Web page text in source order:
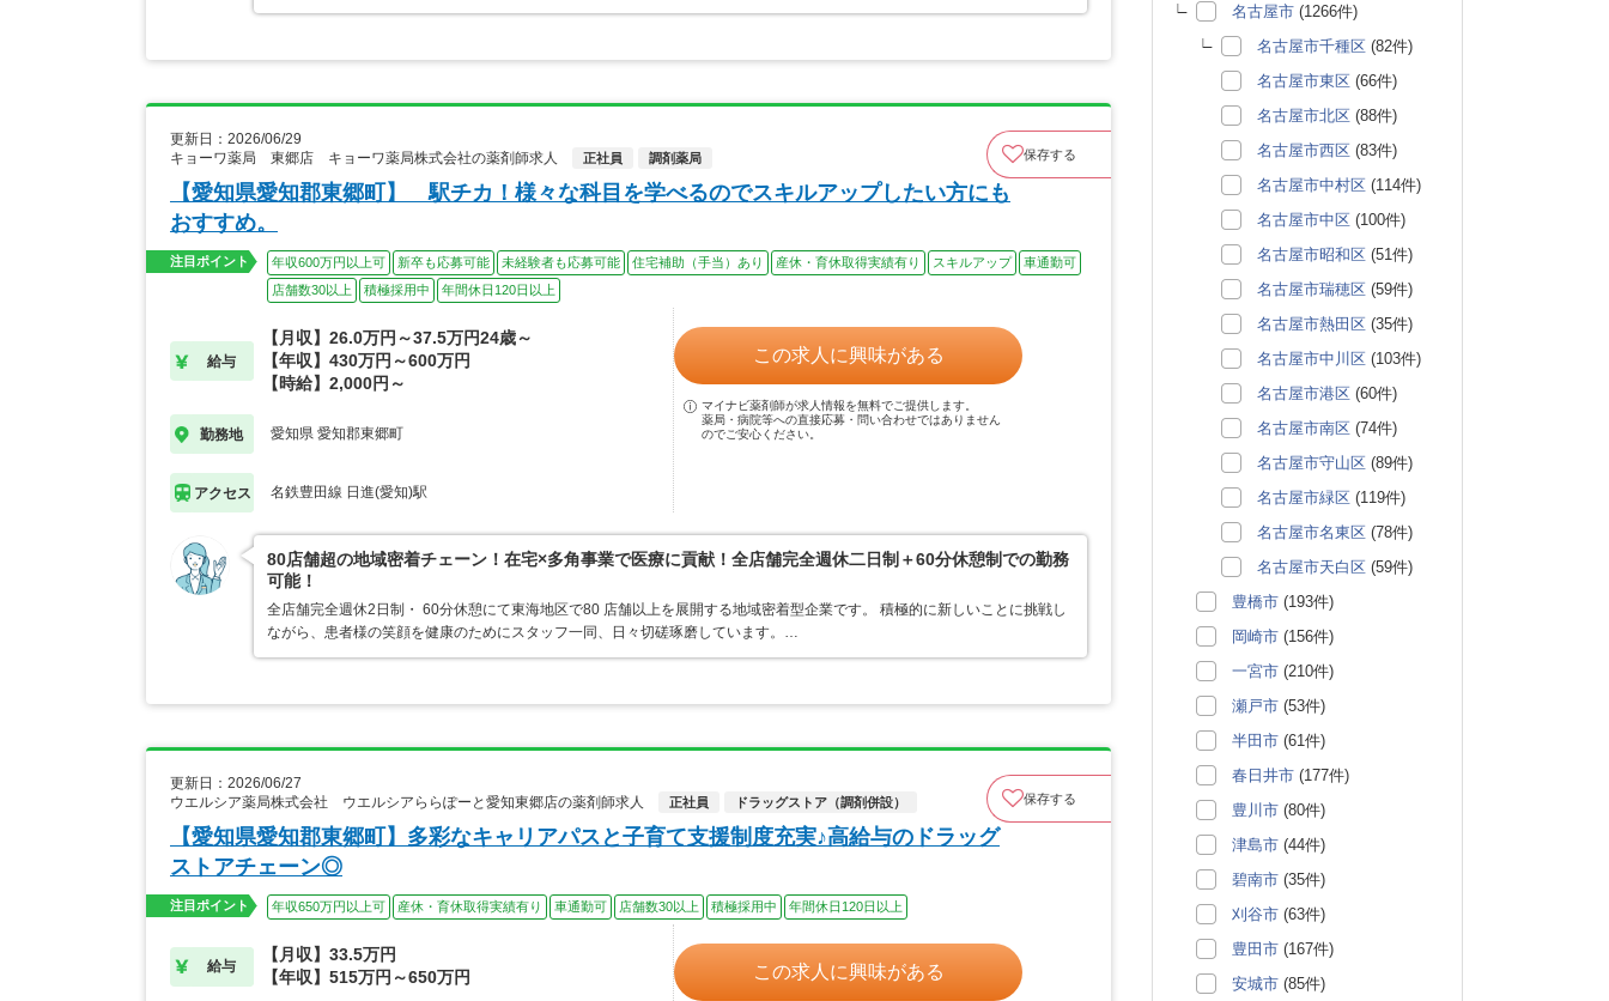
更新日：2026/06/29
キョーワ薬局 東郷店 キョーワ薬局株式会社の薬剤師求人
正社員 調剤薬局 保存する
【愛知県愛知郡東郷町】 駅チカ！様々な科目を学べるのでスキルアップしたい方にも
おすすめ。
注目ポイント 年収600万円以上可 新卒も応募可能 未経験者も応募可能 住宅補助（手当）あり 産休・育休取得実績有り スキルアップ
車通勤可
店舗数30以上
積極採用中 年間休日120日以上
給与
【月収】26.0万円～37.5万円24歳～
【年収】430万円～600万円
【時給】2,000円～
勤務地 愛知県 愛知郡東郷町
アクセス 名鉄豊田線 日進(愛知)駅
この求人に興味がある
マイナビ薬剤師が求人情報を無料でご提供します。
薬局・病院等への直接応募・問い合わせではありません
のでご安心ください。
80店舗超の地域密着チェーン！在宅×多角事業で医療に貢献！全店舗完全週休二日制＋60分休憩制での勤務
可能！
全店舗完全週休2日制・ 60分休憩にて東海地区で80 店舗以上を展開する地域密着型企業です。 積極的に新しいことに挑戦し
ながら、患者様の笑顔を健康のためにスタッフ一同、日々切磋琢磨しています。…
更新日：2026/06/27
ウエルシア薬局株式会社 ウエルシアららぽーと愛知東郷店の薬剤師求人
正社員 ドラッグストア（調剤併設） 保存する
【愛知県愛知郡東郷町】多彩なキャリアパスと子育て支援制度充実♪高給与のドラッグ
ストアチェーン◎
注目ポイント 年収650万円以上可 産休・育休取得実績有り 車通勤可 店舗数30以上 積極採用中 年間休日120日以上
給与
【月収】33.5万円
【年収】515万円～650万円
この求人に興味がある
名古屋市 (1266件)
名古屋市千種区 (82件)
名古屋市東区 (66件)
名古屋市北区 (88件)
名古屋市西区 (83件)
名古屋市中村区 (114件)
名古屋市中区 (100件)
名古屋市昭和区 (51件)
名古屋市瑞穂区 (59件)
名古屋市熱田区 (35件)
名古屋市中川区 (103件)
名古屋市港区 (60件)
名古屋市南区 (74件)
名古屋市守山区 (89件)
名古屋市緑区 (119件)
名古屋市名東区 (78件)
名古屋市天白区 (59件)
豊橋市 (193件)
岡崎市 (156件)
一宮市 (210件)
瀬戸市 (53件)
半田市 (61件)
春日井市 (177件)
豊川市 (80件)
津島市 (44件)
碧南市 (35件)
刈谷市 (63件)
豊田市 (167件)
安城市 (85件)